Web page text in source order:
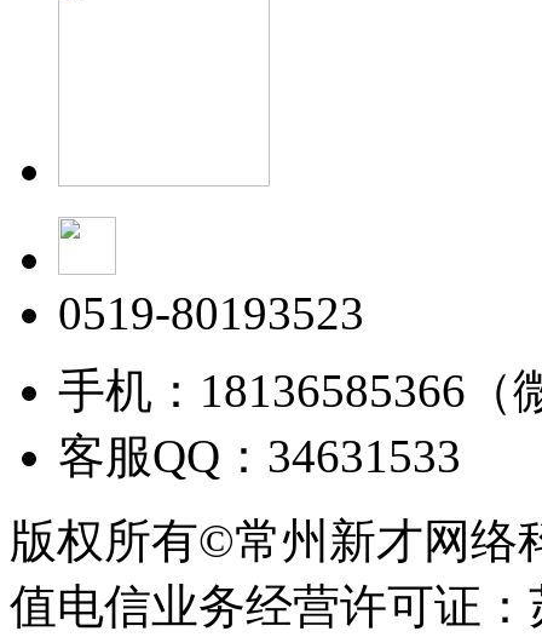
0519-80193523
手机：18136585366（
客服QQ：34631533
版权所有©常州新才网络
值电信业务经营许可证